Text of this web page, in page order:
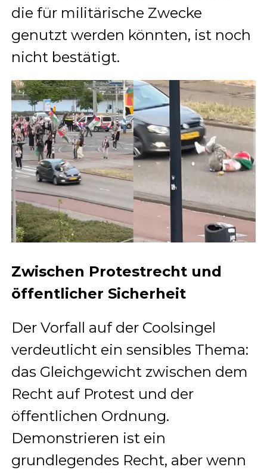
die für militärische Zwecke
genutzt werden könnten, ist noch
nicht bestätigt.
Zwischen Protestrecht und
öffentlicher Sicherheit
Der Vorfall auf der Coolsingel
verdeutlicht ein sensibles Thema:
das Gleichgewicht zwischen dem
Recht auf Protest und der
öffentlichen Ordnung.
Demonstrieren ist ein
grundlegendes Recht, aber wenn